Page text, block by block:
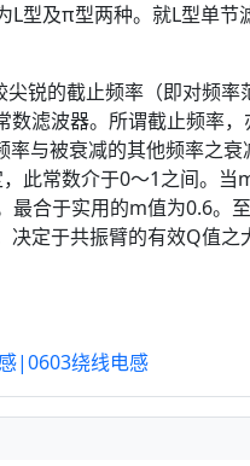
L型及π型两种。就L型单节
锐的截止频率（即对频率
滤波器。所谓截止频率，
与被衰减的其他频率之衰
此常数介于0～1之间。当
最合于实用的m值为0.6。
定于共振臂的有效Q值之
|0603绕线电感